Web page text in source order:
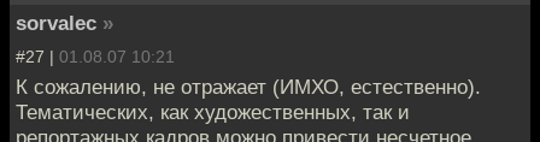
sorvalec »
#27 | 01.08.07 10:21
К сожалению, не отражает (ИМХО, естественно).
Тематических, как художественных, так и